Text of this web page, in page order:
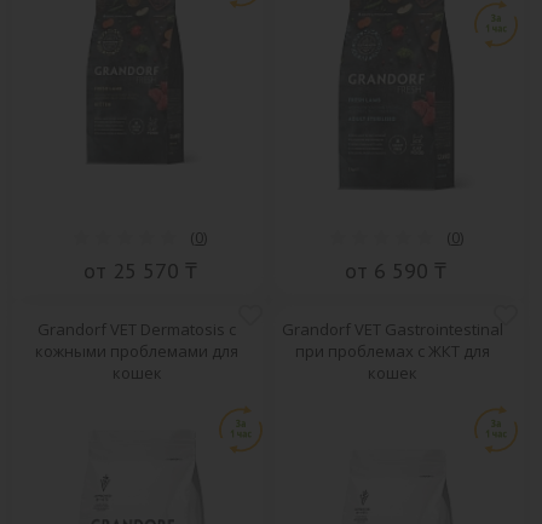
(0)
от 25 570 ₸
(0)
от 6 590 ₸
Grandorf VET Dermatosis с
кожными проблемами для
кошек
Grandorf VET Gastrointestinal
при проблемах с ЖКТ для
кошек